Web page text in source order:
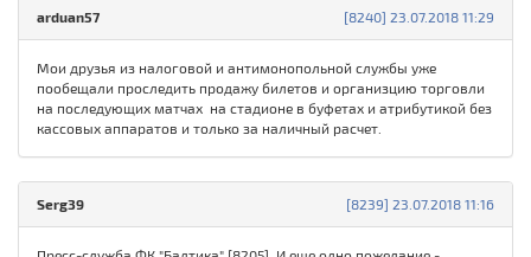
[8240] 23.07.2018 11:29
arduan57
Мои друзья из налоговой и антимонопольной службы уже
пообещали проследить продажу билетов и организцию торговли
на последующих матчах на стадионе в буфетах и атрибутикой без
кассовых аппаратов и только за наличный расчет.
[8239] 23.07.2018 11:16
Serg39